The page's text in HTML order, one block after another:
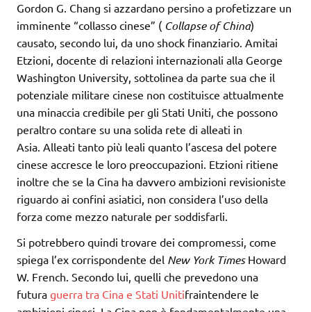
Gordon G. Chang si azzardano persino a profetizzare un
imminente “collasso cinese” ( Collapse of China)
causato, secondo lui, da uno shock finanziario. Amitai
Etzioni, docente di relazioni internazionali alla George
Washington University, sottolinea da parte sua che il
potenziale militare cinese non costituisce attualmente
una minaccia credibile per gli Stati Uniti, che possono
peraltro contare su una solida rete di alleati in
Asia. Alleati tanto più leali quanto l’ascesa del potere
cinese accresce le loro preoccupazioni. Etzioni ritiene
inoltre che se la Cina ha davvero ambizioni revisioniste
riguardo ai confini asiatici, non considera l’uso della
forza come mezzo naturale per soddisfarli.
Si potrebbero quindi trovare dei compromessi, come
spiega l’ex corrispondente del New York TimesHoward
W. French. Secondo lui, quelli che prevedono una
futura guerra tra Cina e Stati Unitifraintendere le